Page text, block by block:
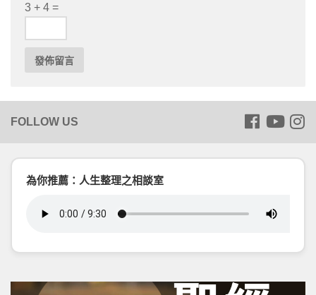
3 + 4 =
為你推薦：人生整理之相談室